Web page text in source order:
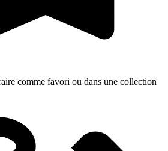
comme favori ou dans une collection